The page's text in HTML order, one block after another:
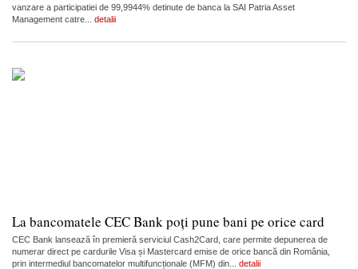
vanzare a participatiei de 99,9944% detinute de banca la SAI Patria Asset
Management catre... detalii
La bancomatele CEC Bank poți pune bani pe orice card
CEC Bank lansează în premieră serviciul Cash2Card, care permite depunerea de
numerar direct pe cardurile Visa și Mastercard emise de orice bancă din România,
prin intermediul bancomatelor multifuncționale (MFM) din... detalii